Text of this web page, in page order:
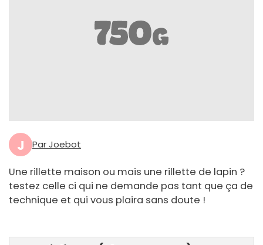
J Par Joebot
Une rillette maison ou mais une rillette de lapin ?
testez celle ci qui ne demande pas tant que ça de
technique et qui vous plaira sans doute !